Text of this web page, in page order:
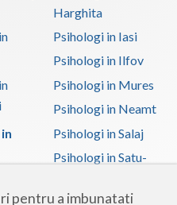
pentru a imbunatati
Harghita
Psihologi in Iasi
Psihologi in Ilfov
Psihologi in Mures
Psihologi in Neamt
Psihologi in Salaj
Psihologi in Satu-
Psihologi in